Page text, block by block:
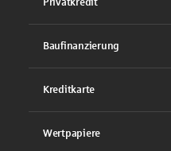
Baufinanzierung
Kreditkarte
Wertpapiere